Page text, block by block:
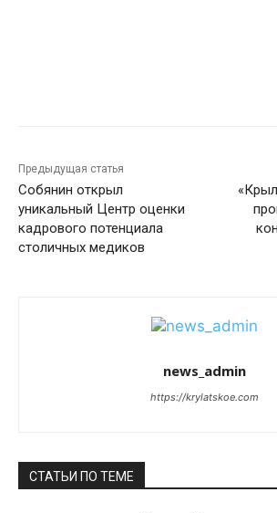
Предыдущая статья
Собянин открыл
уникальный Центр оценки
кадрового потенциала
столичных медиков
news_admin
https://krylatskoe.com
СТАТЬИ ПО ТЕМЕ